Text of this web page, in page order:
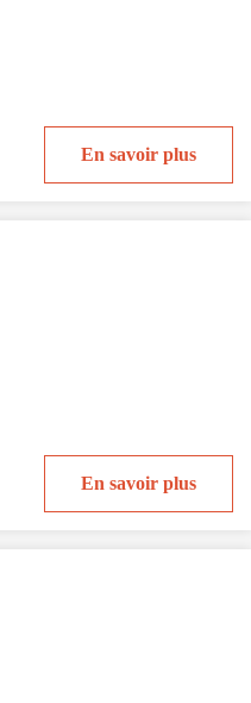
En savoir plus
En savoir plus